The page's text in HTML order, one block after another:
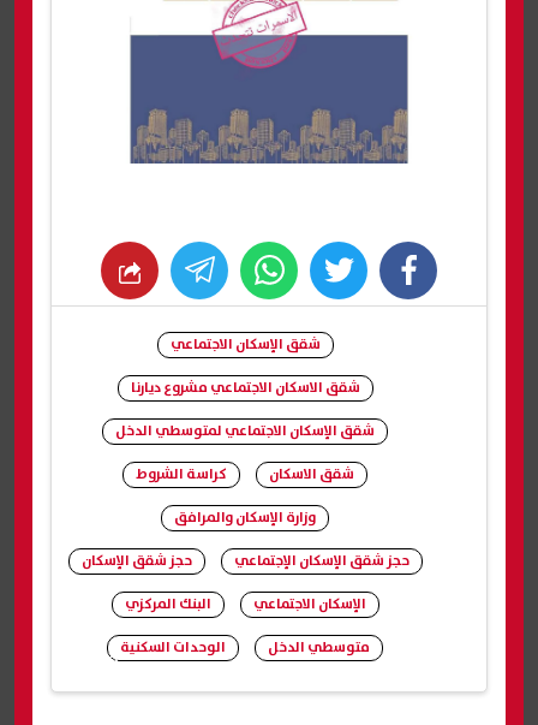
facebook
twitter
whats
شارك
شقق الإسكان الاجتماعي
شقق الاسكان الاجتماعي مشروع ديارنا
شقق الإسكان الاجتماعي لمتوسطي الدخل
شقق الاسكان
كراسة الشروط
وزارة الإسكان والمرافق
حجز شقق الإسكان الإجتماعي
حجز شقق الإسكان
الإسكان الاجتماعي
البنك المركزي
متوسطي الدخل
الوحدات السكنية